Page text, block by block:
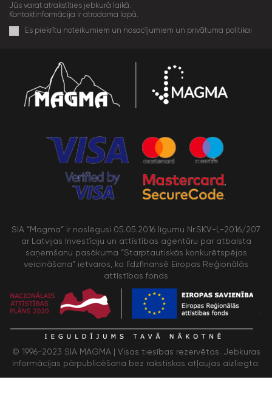
Jūs varat atrakstīties jebkurā laikā.
Kontaktinformācija ir atrodama lapā.
Es piekrītu noteikumiem un nosacījumiem un privātuma politikai
SIA “Magma” ir noslēgusi 05.05.2016 līgumu Nr.SKV-L-2016/207
ar Latvijas Investīciju un attīstības aģentūru par atbalsta
saņemšanu pasākuma “Starptautiskās konkurētspējas
veicināšana” ietvaros, ko līdzfinansē Eiropas Reģionālās
attīstības fonds
© 1996-2023 SIA MAGMA | Visas tiesības rezervētas. Jebkuras
informācijas pārpublicēšana bez rakstiskas atļaujas aizliegta.